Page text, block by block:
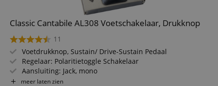
Classic Cantabile AL308 Voetschakelaar, Drukknop
11
Voetdrukknop, Sustain/ Drive-Sustain Pedaal
Regelaar: Polaritietoggle Schakelaar
Aansluiting: Jack, mono
Aansluitkabel
meer laten zien